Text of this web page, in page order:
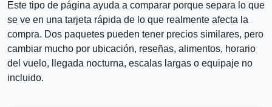
Este tipo de página ayuda a comparar porque separa lo que
se ve en una tarjeta rápida de lo que realmente afecta la
compra. Dos paquetes pueden tener precios similares, pero
cambiar mucho por ubicación, reseñas, alimentos, horario
del vuelo, llegada nocturna, escalas largas o equipaje no
incluido.